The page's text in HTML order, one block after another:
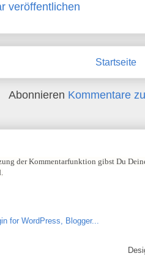
veröffentlichen
Startseite
Abonnieren Kommentare
der Kommentarfunktion gibst Du